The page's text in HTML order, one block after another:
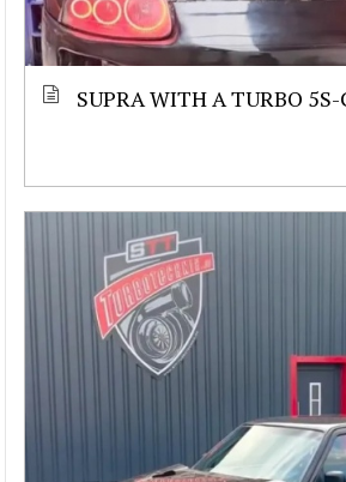
SUPRA WITH A TURBO 5S-